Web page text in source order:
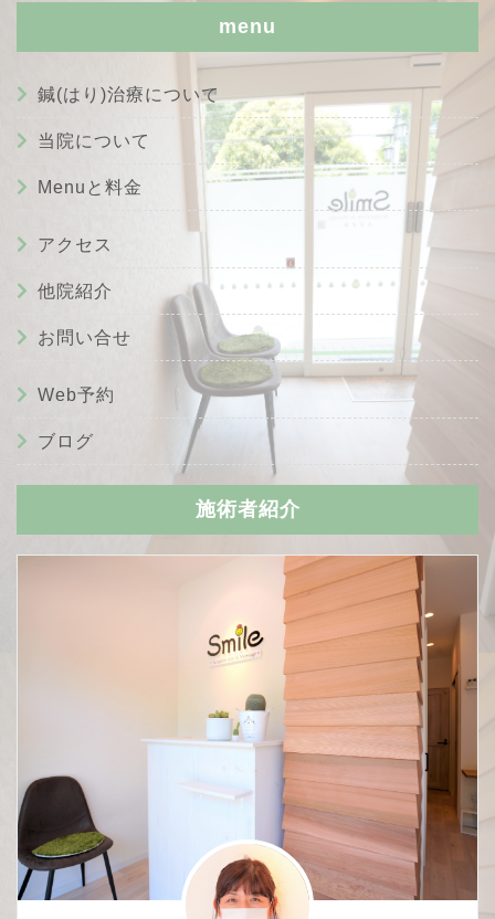
menu
鍼(はり)治療について
当院について
Menuと料金
アクセス
他院紹介
お問い合せ
Web予約
ブログ
施術者紹介